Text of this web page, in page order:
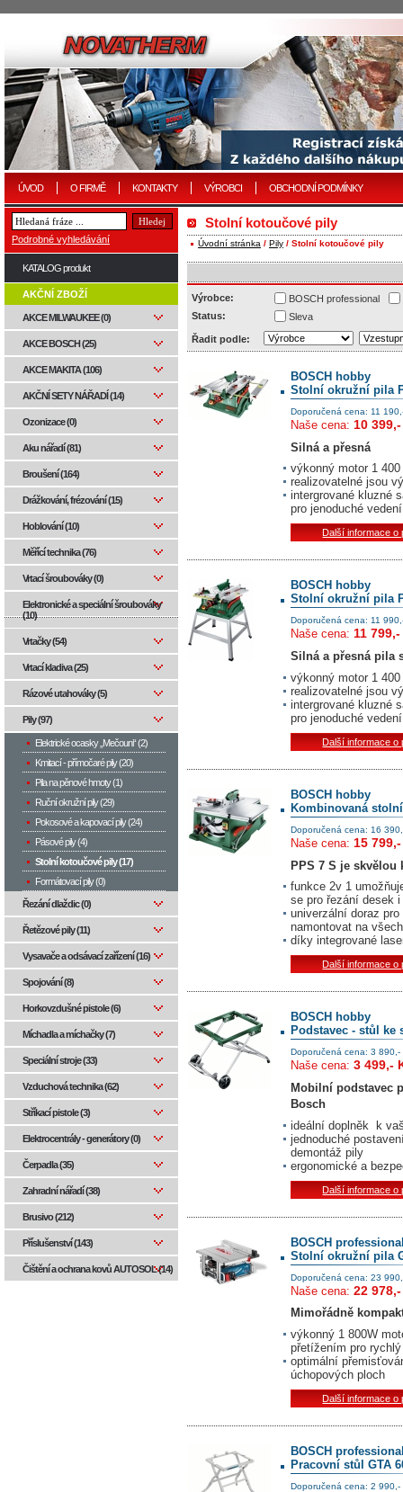
ÚVOD O FIRMĚ KONTAKTY VÝROBCI OBCHODNÍ PODMÍNKY
Stolní kotoučové pily
Úvodní stránka / Pily / Stolní kotoučové pily
Výrobce:
BOSCH professional
Status:
Sleva
Řadit podle:
BOSCH hobby
Stolní okružní pila
Doporučená cena: 11
Naše cena: 10
Silná a přesná
výkonný motor 1
realizovatelné jsou
intergrované kluzné
pro jenoduché
Další informace o
BOSCH hobby
Stolní okružní pila
Doporučená cena: 11
Naše cena: 11
Silná a přesná pila
výkonný motor 1
realizovatelné jsou
intergrované kluzné
pro jenoduché
Další informace o
BOSCH hobby
Kombinovaná
Doporučená cena: 16
Naše cena: 15
PPS 7 S je
funkce 2v 1
se pro řezání desek
univerzální doraz
namontovat na
díky integrované
Další informace o
BOSCH hobby
Podstavec - stůl ke
Doporučená cena: 3 890,-
Naše cena: 3 499,-
Mobilní podstavec
Bosch
ideální doplněk k
jednoduché
demontáž pily
ergonomické a
Další informace o
BOSCH
Stolní okružní pila
Doporučená cena: 23
Naše cena: 22
Mimořádně
výkonný 1 800W
přetížením pro
optimální
úchopových ploch
Další informace o
BOSCH
Pracovní stůl GTA
Doporučená cena: 2 990,-
Podrobné vyhledávání
KATALOG produkt
AKČNÍ ZBOŽÍ
AKCE MILWAUKEE (0)
AKCE BOSCH (25)
AKCE MAKITA (106)
AKČNÍ SETY NÁŘADÍ (14)
Ozonizace (0)
Aku nářadí (81)
Broušení (164)
Drážkování, frézování (15)
Hoblování (10)
Měřící technika (76)
Vrtací šroubováky (0)
Elektronické a speciální šroubováky
(10)
Vrtačky (54)
Vrtací kladiva (25)
Rázové utahováky (5)
Pily (97)
Elektrické ocasky „Mečouni“ (2)
Kmitací - přímočaré pily (20)
Pila na pěnové hmoty (1)
Ruční okružní pily (29)
Pokosové a kapovací pily (24)
Pásové pily (4)
Stolní kotoučové pily (17)
Formátovací pily (0)
Řezání dlaždic (0)
Řetězové pily (11)
Vysavače a odsávací zařízení (16)
Spojování (8)
Horkovzdušné pistole (6)
Míchadla a míchačky (7)
Speciální stroje (33)
Vzduchová technika (62)
Stříkací pistole (3)
Elektrocentrály - generátory (0)
Čerpadla (35)
Zahradní nářadí (38)
Brusivo (212)
Příslušenství (143)
Čištění a ochrana kovů AUTOSOL (14)